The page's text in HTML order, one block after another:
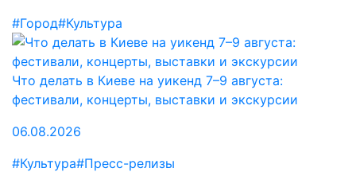
#Город#Культура
Что делать в Киеве на уикенд 7–9 августа:
фестивали, концерты, выставки и экскурсии
06.08.2026
#Культура#Пресс-релизы